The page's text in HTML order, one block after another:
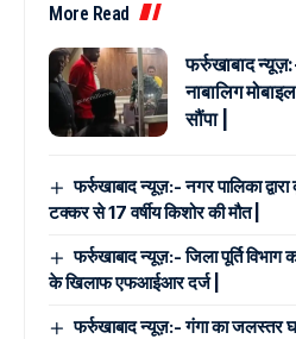
More Read
फर्रुखाबाद
नाबालिग
सौंपा |
फर्रुखाबाद न्यूज़:- नगर पालिका
टक्कर से 17 वर्षीय किशोर की मौत |
फर्रुखाबाद न्यूज़:- जिला पूर्ति
के खिलाफ एफआईआर दर्ज |
फर्रुखाबाद न्यूज़:- गंगा का जलस्तर